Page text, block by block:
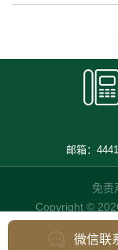
邮箱：
免责
Copyright ©
微信联